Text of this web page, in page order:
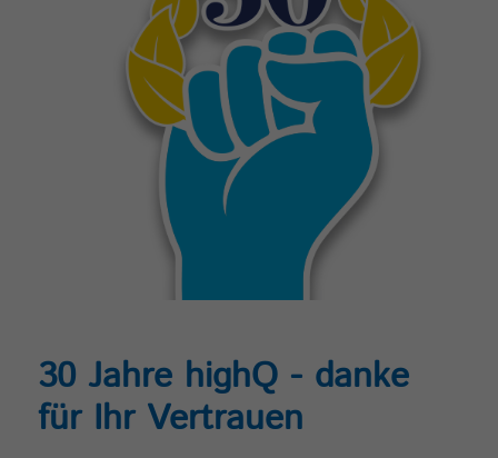
30 Jahre highQ - danke
für Ihr Vertrauen